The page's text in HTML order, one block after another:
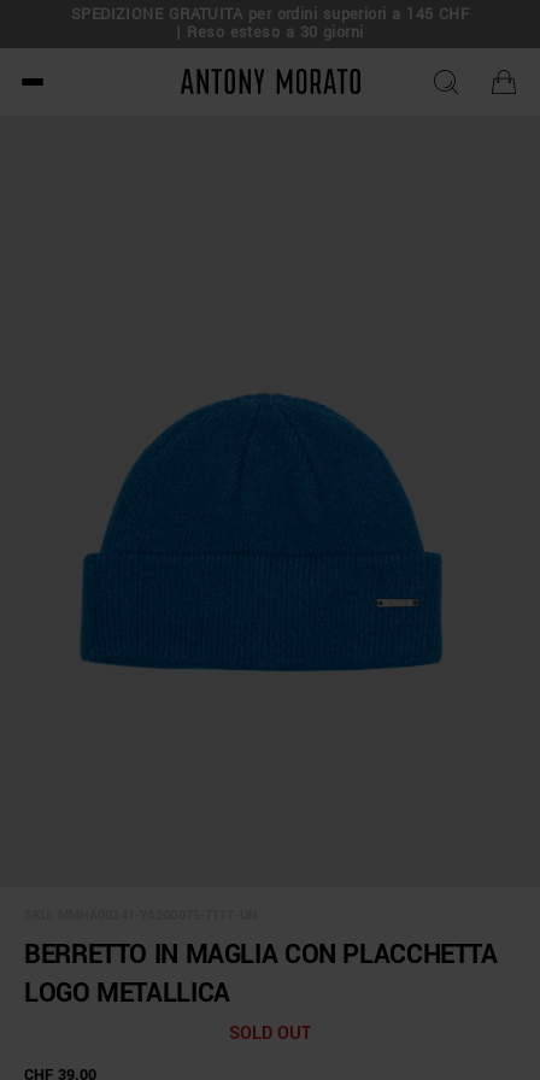
SPEDIZIONE GRATUITA per ordini superiori a 145 CHF
| Reso esteso a 30 giorni
Antony Morato - Official
BERRETTO IN MAGLIA CON PLACCHETTA
LOGO METALLICA
SOLD OUT
CHF 39.00